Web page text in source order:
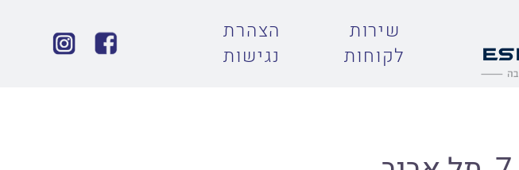
שירות
לקוחות
הצהרת
נגישות